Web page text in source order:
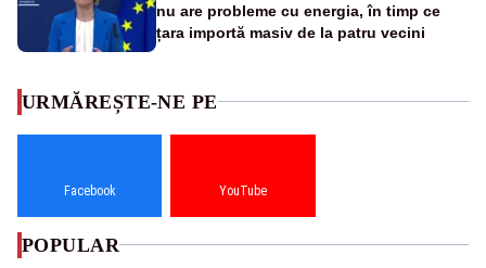
nu are probleme cu energia, în timp ce
țara importă masiv de la patru vecini
URMĂREȘTE-NE PE
Facebook YouTube
POPULAR